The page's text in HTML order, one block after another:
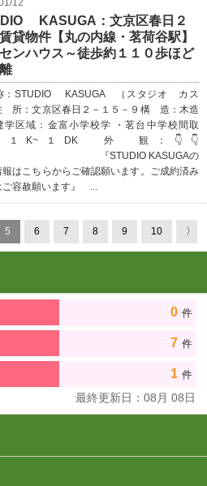
KASUGA：文京区春日２
貸物件【丸の内線・茗荷谷駅】
ンハウス～徒歩約１１０歩ほど
STUDIO KASUGA （スタジオ カス
所：文京区春日２－１５－９構 造：木造
学区域：金富小学校学 ・茗台中学校間取
１K~１DK 外 観：👇👇
STUDIO KASUGAの
報はこちらからご確認願います。ご成約済み
ご容赦願います』 ...
5 6 7 8 9 10 〉
0 件
7 件
1 件
最終更新日： 08 月 08日